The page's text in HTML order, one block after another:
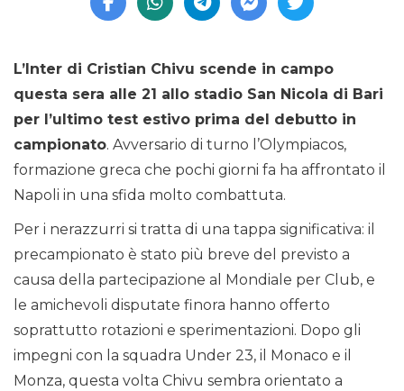
L’Inter di Cristian Chivu scende in campo
questa sera alle 21 allo stadio San Nicola di Bari
per l’ultimo test estivo prima del debutto in
campionato. Avversario di turno l’Olympiacos,
formazione greca che pochi giorni fa ha affrontato il
Napoli in una sfida molto combattuta.
Per i nerazzurri si tratta di una tappa significativa: il
precampionato è stato più breve del previsto a
causa della partecipazione al Mondiale per Club, e
le amichevoli disputate finora hanno offerto
soprattutto rotazioni e sperimentazioni. Dopo gli
impegni con la squadra Under 23, il Monaco e il
Monza, questa volta Chivu sembra orientato a